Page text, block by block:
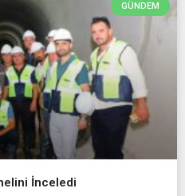
GÜNDEM
İnceledi